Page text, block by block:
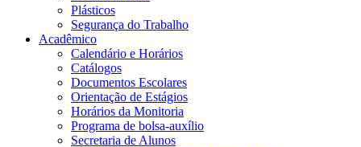
Plásticos
Segurança do Trabalho
Acadêmico
Calendário e Horários
Catálogos
Documentos Escolares
Orientação de Estágios
Horários da Monitoria
Programa de bolsa-auxílio
Secretaria de Alunos